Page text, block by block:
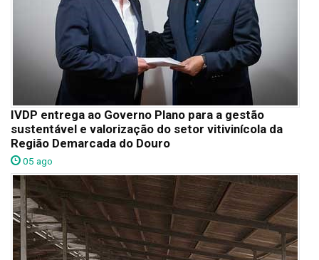
IVDP entrega ao Governo Plano para a gestão
sustentável e valorização do setor vitivinícola da
Região Demarcada do Douro
05 ago